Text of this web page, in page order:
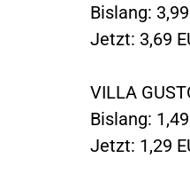
Bislang:
Jetzt: 3,69
VILLA
Bislang:
Jetzt: 1,29